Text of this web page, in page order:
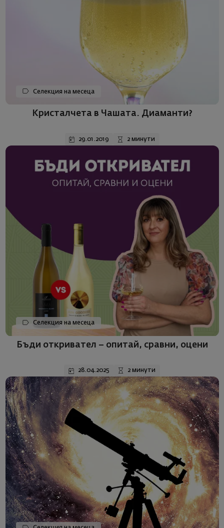
Селекция на месеца
Кристалчета в Чашата. Диаманти?
29.01.2019 2 минути
Селекция на месеца
Бъди откривател – опитай, сравни, оцени
28.04.2025 2 минути